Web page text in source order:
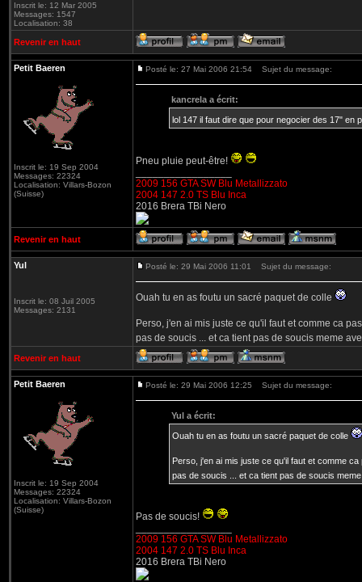
Inscrit le: 12 Mar 2005
Messages: 1547
Localisation: 38
Revenir en haut
Petit Baeren
Inscrit le: 19 Sep 2004
Messages: 22324
Localisation: Villars-Bozon
(Suisse)
Posté le: 27 Mai 2006 21:54 Sujet du message:
kancrela a écrit:
lol 147 il faut dire que pour negocier des 17"
Pneu pluie peut-être!
2009 156 GTA SW Blu Metallizzato
2004 147 2.0 TS Blu Inca
2016 Brera TBi Nero
Revenir en haut
Yul
Inscrit le: 08 Juil 2005
Messages: 2131
Posté le: 29 Mai 2006 11:01 Sujet du message:
Ouah tu en as foutu un sacré paquet de colle
Perso, j'en ai mis juste ce qu'il faut et comme ca
pas de soucis ... et ca tient pas de soucis meme
Revenir en haut
Petit Baeren
Inscrit le: 19 Sep 2004
Messages: 22324
Localisation: Villars-Bozon
(Suisse)
Posté le: 29 Mai 2006 12:25 Sujet du message:
Yul a écrit:
Ouah tu en as foutu un sacré paquet de colle
Perso, j'en ai mis juste ce qu'il faut et comme
pas de soucis ... et ca tient pas de soucis
Pas de soucis!
2009 156 GTA SW Blu Metallizzato
2004 147 2.0 TS Blu Inca
2016 Brera TBi Nero